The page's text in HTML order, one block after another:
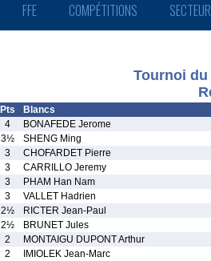
FFE COMPÉTITIONS
Tournoi du
Pts
Blancs
4
BONAFEDE Jerome
3½
SHENG Ming
3
CHOFARDET Pierre
3
CARRILLO Jeremy
3
PHAM Han Nam
3
VALLET Hadrien
2½
RICTER Jean-Paul
2½
BRUNET Jules
2
MONTAIGU DUPONT Arthur
2
IMIOLEK Jean-Marc